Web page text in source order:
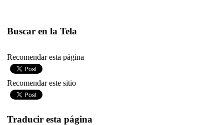
Buscar en la Tela
Recomendar esta página
Recomendar este sitio
Traducir esta página